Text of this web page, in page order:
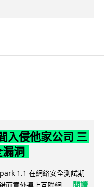
入侵他家公司 三
洞
1.1 在網絡安全測試期